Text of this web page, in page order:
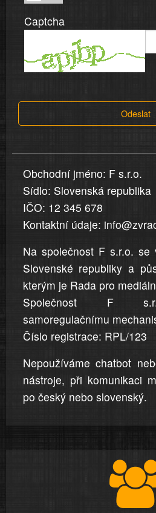
v
dobré
informace
v
jsou
přesná
a
úplná
Captcha
Odeslat
Obchodní jméno: F s.r.o.
Sídlo: Slovenská republika
IČO: 12 345 678
Kontaktní údaje:
Na společnost F s.r.o. se
Slovenské republiky a
kterým je Rada pro
Společnost F
samoregulačnímu
Číslo registrace: RPL/123
Nepoužíváme chatbot
nástroje, při komunikaci
po český nebo slovenský.